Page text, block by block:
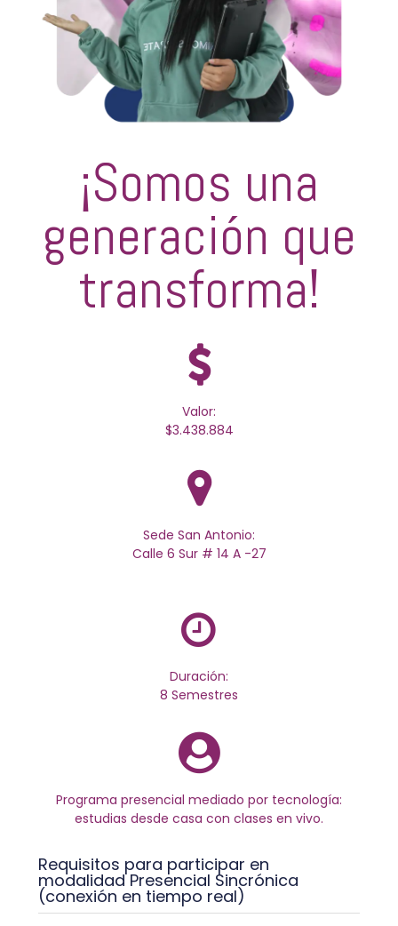
¡Somos una
generación que
transforma!
Valor:
$3.438.884
Sede San Antonio:
Calle 6 Sur # 14 A -27
Duración:
8 Semestres
Programa presencial mediado por tecnología:
estudias desde casa con clases en vivo.
Requisitos para participar en
modalidad Presencial Sincrónica
(conexión en tiempo real)